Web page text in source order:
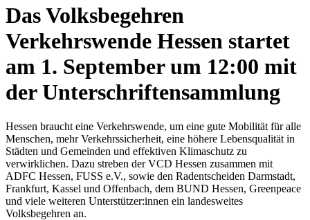
Das Volksbegehren
Verkehrswende Hessen startet
am 1. September um 12:00 mit
der Unterschriftensammlung
Hessen braucht eine Verkehrswende, um eine gute Mobilität für alle
Menschen, mehr Verkehrssicherheit, eine höhere Lebensqualität in
Städten und Gemeinden und effektiven Klimaschutz zu
verwirklichen. Dazu streben der VCD Hessen zusammen mit
ADFC Hessen, FUSS e.V., sowie den Radentscheiden Darmstadt,
Frankfurt, Kassel und Offenbach, dem BUND Hessen, Greenpeace
und viele weiteren Unterstützer:innen ein landesweites
Volksbegehren an.